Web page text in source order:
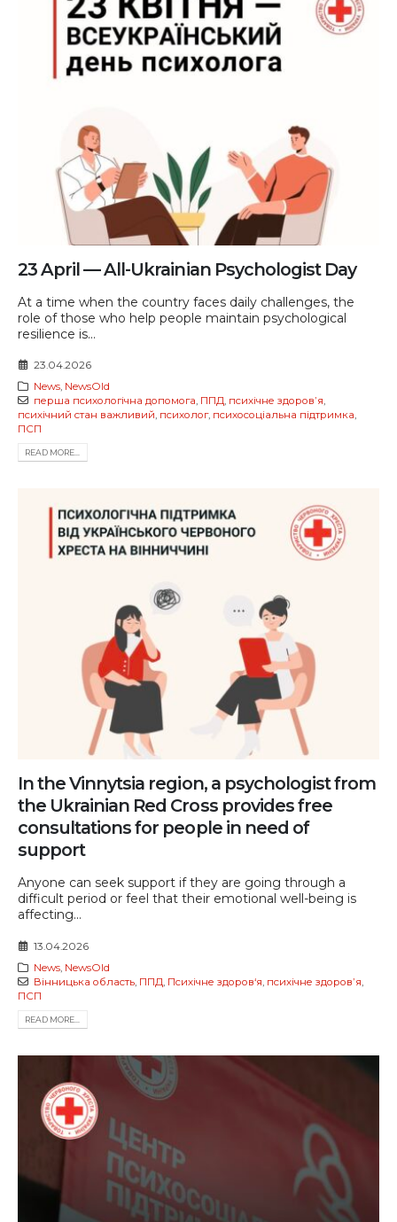
23 April — All-Ukrainian Psychologist Day
At a time when the country faces daily challenges, the
role of those who help people maintain psychological
resilience is...
23.04.2026
News, NewsOld
перша психологічна допомога, ППД, психічне здоровʼя,
психічний стан важливий, психолог, психосоціальна підтримка,
ПСП
READ MORE...
In the Vinnytsia region, a psychologist from
the Ukrainian Red Cross provides free
consultations for people in need of
support
Anyone can seek support if they are going through a
difficult period or feel that their emotional well-being is
affecting...
13.04.2026
News, NewsOld
Вінницька область, ППД, Психічне здоров‘я, психічне здоровʼя,
ПСП
READ MORE...